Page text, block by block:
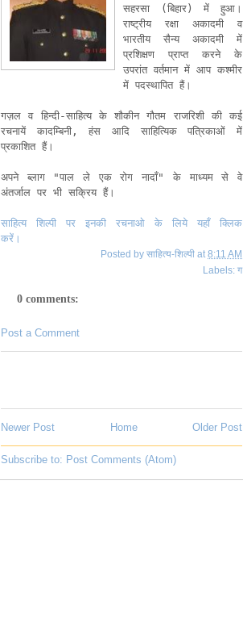
सहरसा (बिहार) में हुआ।
राष्ट्रीय रक्षा अकादमी व
भारतीय सैन्य अकादमी में
प्रशिक्षण प्राप्त करने के
उपरांत वर्तमान में आप कश्मीर
में पदस्थापित हैं।
गज़ल व हिन्दी-साहित्य के शौकीन गौतम राजरिशी की कई
रचनायें कादम्बिनी, हंस आदि साहित्यिक पत्रिकाओं में
प्रकाशित हैं।
अपने ब्लाग "पाल ले एक रोग नादाँ" के माध्यम से वे
अंतर्जाल पर भी सक्रिय हैं।
साहित्य शिल्पी पर इनकी रचनाओ के लिये यहाँ क्लिक
करें।
Posted by साहित्य-शिल्पी at 8:11 AM
Labels: ग
0 comments:
Post a Comment
Newer Post Older Post
Home
Subscribe to: Post Comments (Atom)